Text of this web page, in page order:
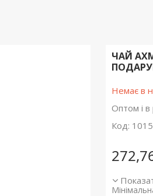
ЧАЙ
Немає в
Оптом і в
Код: